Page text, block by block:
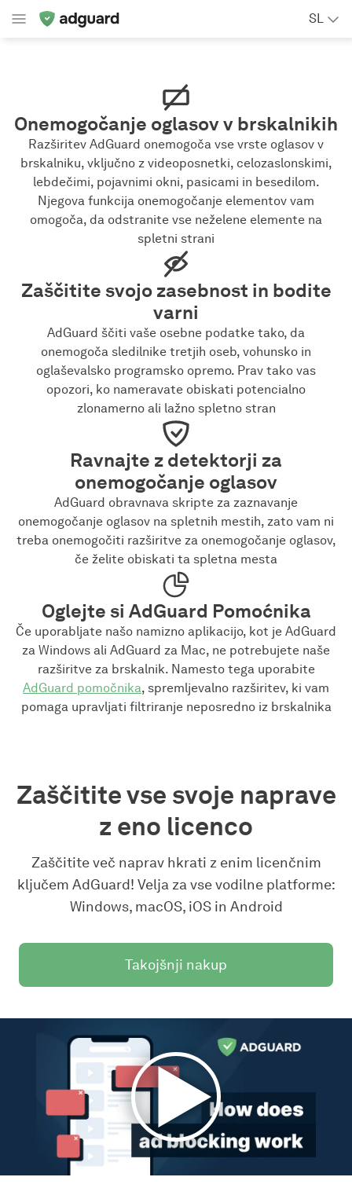
SL
Onemogočanje oglasov v brskalnikih
Razširitev AdGuard onemogoča vse vrste oglasov v
brskalniku, vključno z videoposnetki, celozaslonskimi,
lebdečimi, pojavnimi okni, pasicami in besedilom.
Njegova funkcija onemogočanje elementov vam
omogoča, da odstranite vse neželene elemente na
spletni strani
Zaščitite svojo zasebnost in bodite
varni
AdGuard ščiti vaše osebne podatke tako, da
onemogoča sledilnike tretjih oseb, vohunsko in
oglaševalsko programsko opremo. Prav tako vas
opozori, ko nameravate obiskati potencialno
zlonamerno ali lažno spletno stran
Ravnajte z detektorji za
onemogočanje oglasov
AdGuard obravnava skripte za zaznavanje
onemogočanje oglasov na spletnih mestih, zato vam ni
treba onemogočiti razširitve za onemogočanje oglasov,
če želite obiskati ta spletna mesta
Oglejte si AdGuard Pomoćnika
Če uporabljate našo namizno aplikacijo, kot je AdGuard
za Windows ali AdGuard za Mac, ne potrebujete naše
razširitve za brskalnik. Namesto tega uporabite
AdGuard pomočnika, spremljevalno razširitev, ki vam
pomaga upravljati filtriranje neposredno iz brskalnika
Zaščitite vse svoje naprave
z eno licenco
Zaščitite več naprav hkrati z enim licenčnim
ključem AdGuard! Velja za vse vodilne platforme:
Windows, macOS, iOS in Android
Takojšnji nakup